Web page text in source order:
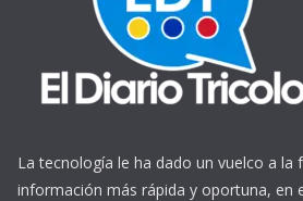
La tecnología le ha dado un vuelco a la
información más rápida y oportuna, en